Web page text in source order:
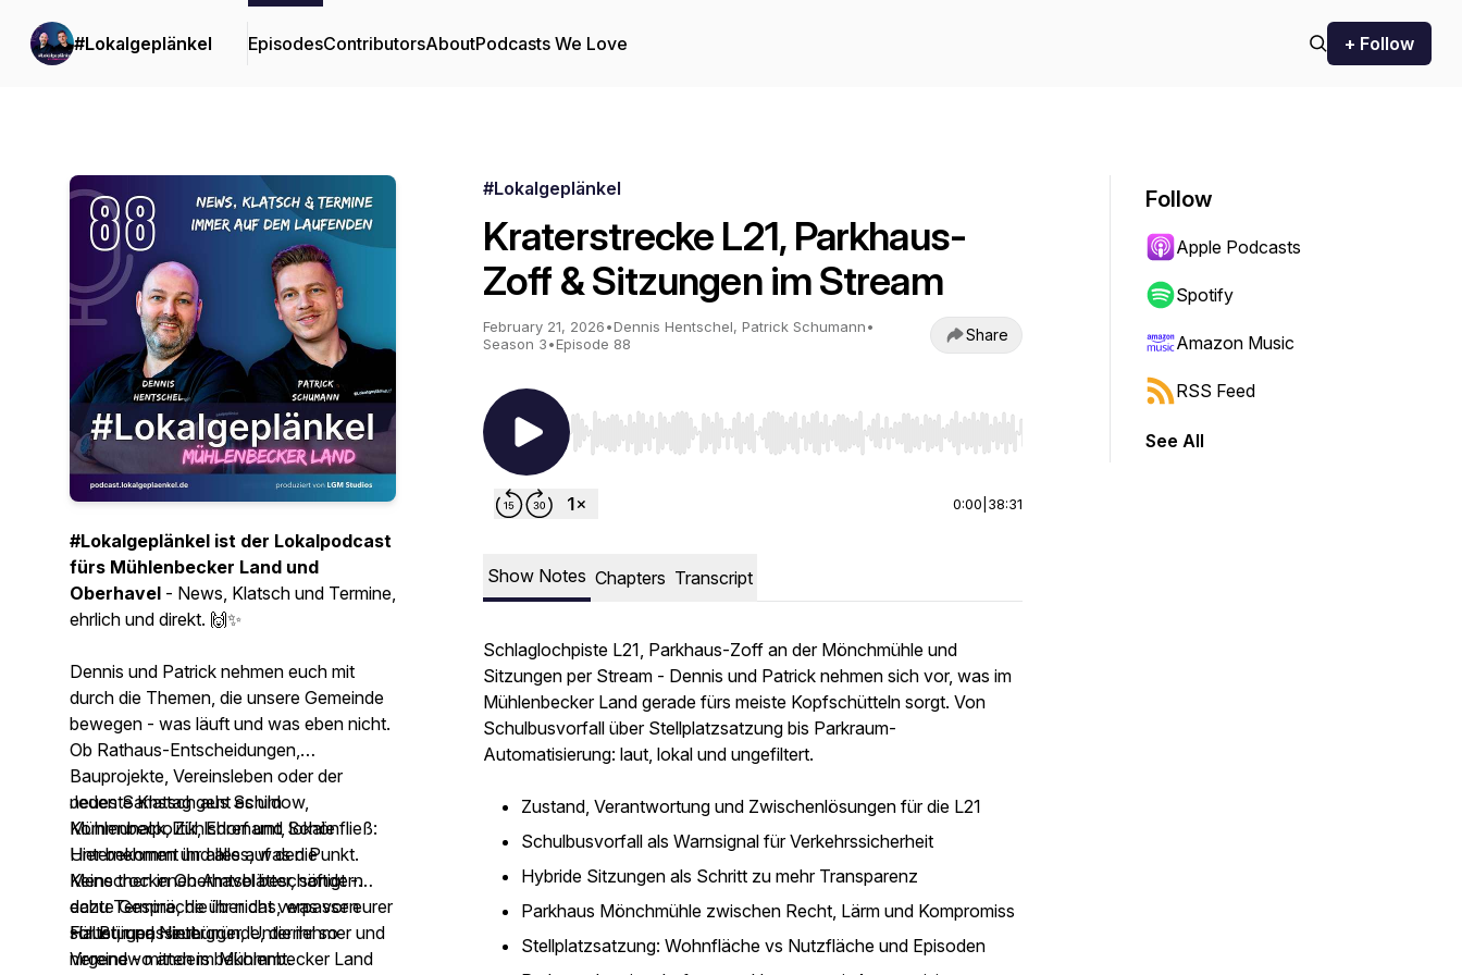
#Lokalgeplänkel EpisodesContributorsAboutPodcasts We Love + Follow
#Lokalgeplänkel ist der Lokalpodcast
fürs Mühlenbecker Land und
Oberhavel - News, Klatsch und Termine,
ehrlich und direkt. 🙌✨
Dennis und Patrick nehmen euch mit
durch die Themen, die unsere Gemeinde
bewegen - was läuft und was eben nicht.
Ob Rathaus-Entscheidungen,
Bauprojekte, Vereinsleben oder der
neueste Klatsch aus Schildow,
Mühlenbeck, Zühlsdorf und Schönfließ:
Hier bekommt ihr alles auf den Punkt.
Keine trockenen Amtsblätter, sondern
echte Gespräche über das, was vor eurer
Haustür passiert.
Jeden Samstag geht es um
Kommunalpolitik, Ehrenamt, lokale
Unternehmen und alles, was die
Menschen in Oberhavel beschäftigt -
dazu Termine, die ihr nicht verpassen
solltet, und Hintergründe, die ihr so
nirgendwo anders bekommt.
Für Bürger, Neubürger, Unternehmer und
Vereine - mitten im Mühlenbecker Land
#Lokalgeplänkel
Kraterstrecke L21, Parkhaus-
Zoff & Sitzungen im Stream
February 21, 2026•Dennis Hentschel, Patrick Schumann•
Season 3•Episode 88 Share
Use Left/Right to seek, Home/End to jump to start or end. Hold shift to jump forward or backward.
0:00 38:31
Show Notes Chapters Transcript
Schlaglochpiste L21, Parkhaus-Zoff an der Mönchmühle und
Sitzungen per Stream - Dennis und Patrick nehmen sich vor, was im
Mühlenbecker Land gerade fürs meiste Kopfschütteln sorgt. Von
Schulbusvorfall über Stellplatzsatzung bis Parkraum-
Automatisierung: laut, lokal und ungefiltert.
Zustand, Verantwortung und Zwischenlösungen für die L21
Schulbusvorfall als Warnsignal für Verkehrssicherheit
Hybride Sitzungen als Schritt zu mehr Transparenz
Parkhaus Mönchmühle zwischen Recht, Lärm und Kompromiss
Stellplatzsatzung: Wohnfläche vs Nutzfläche und Episoden
Follow
Apple Podcasts
Spotify
Amazon Music
RSS Feed
See All